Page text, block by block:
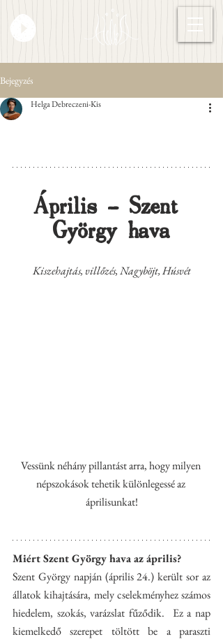
Bejegyzés
Helga Debreczeni-Kis
Április - Szent
György hava
Kiszehajtás, villőzés, Nagyböjt, Húsvét
Vessünk néhány pillantást arra, hogy milyen
népszokások tehetik különlegessé az
áprilisunkat!
Miért Szent György hava az április?
Szent György napján (április 24.) került sor az
állatok kihajtására, mely cselekményhez számos
hiedelem, szokás, varázslat fűződik.  Ez a nap
kiemelkedő szerepet töltött be a paraszti